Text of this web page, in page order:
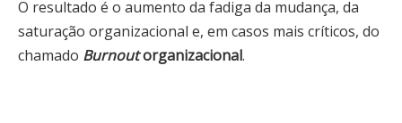
O resultado é o aumento da fadiga da mudança, da
saturação organizacional e, em casos mais críticos, do
chamado Burnoutorganizacional.